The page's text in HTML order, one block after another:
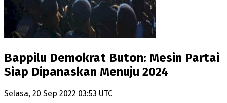
Bappilu Demokrat Buton: Mesin Partai
Siap Dipanaskan Menuju 2024
Selasa, 20 Sep 2022 03:53 UTC